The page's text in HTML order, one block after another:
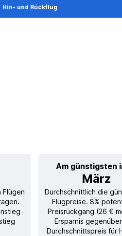
Hin- und Rückflug
Am günstigsten
März
Flügen
Durchschnittlich die
Flugpreise. 8%
Preisrückgang (26 €
Ersparnis
Durchschnittspreis für